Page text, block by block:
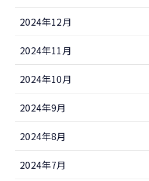
2024年12月
2024年11月
2024年10月
2024年9月
2024年8月
2024年7月